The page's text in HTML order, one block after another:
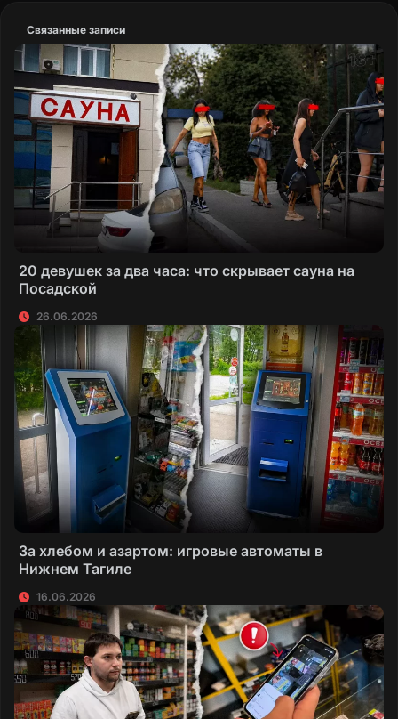
Связанные записи
20 девушек за два часа: что скрывает сауна на
Посадской
26.06.2026
За хлебом и азартом: игровые автоматы в
Нижнем Тагиле
16.06.2026